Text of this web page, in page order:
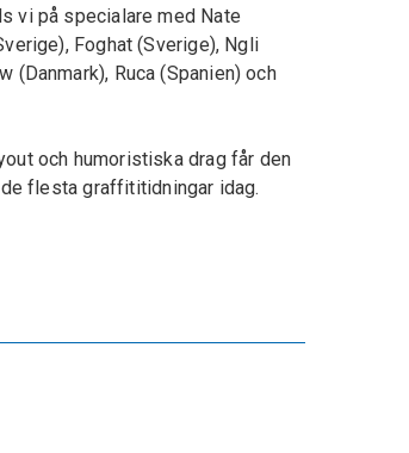
vi på specialare med Nate
Foghat (Sverige), Ngli
(Danmark), Ruca (Spanien) och
och humoristiska drag får den
flesta graffititidningar idag.